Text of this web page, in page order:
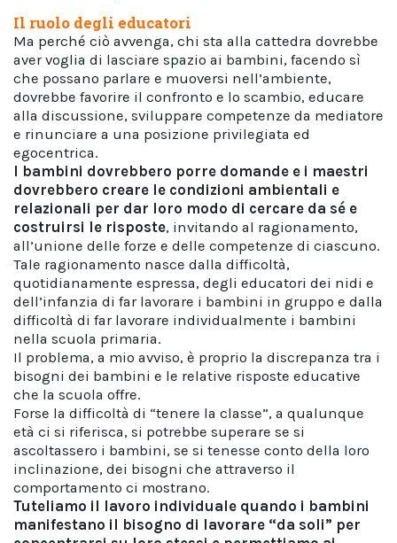
Il ruolo degli educatori
Ma perché ciò avvenga, chi sta alla cattedra dovrebbe
aver voglia di lasciare spazio ai bambini, facendo sì
che possano parlare e muoversi nell’ambiente,
dovrebbe favorire il confronto e lo scambio, educare
alla discussione, sviluppare competenze da mediatore
e rinunciare a una posizione privilegiata ed
egocentrica.
I bambini dovrebbero porre domande e i maestri
dovrebbero creare le condizioni ambientali e
relazionali per dar loro modo di cercare da sé e
costruirsi le risposte, invitando al ragionamento,
all’unione delle forze e delle competenze di ciascuno.
Tale ragionamento nasce dalla difficoltà,
quotidianamente espressa, degli educatori dei nidi e
dell’infanzia di far lavorare i bambini in gruppo e dalla
difficoltà di far lavorare individualmente i bambini
nella scuola primaria.
Il problema, a mio avviso, è proprio la discrepanza tra i
bisogni dei bambini e le relative risposte educative
che la scuola offre.
Forse la difficoltà di “tenere la classe”, a qualunque
età ci si riferisca, si potrebbe superare se si
ascoltassero i bambini, se si tenesse conto della loro
inclinazione, dei bisogni che attraverso il
comportamento ci mostrano.
Tuteliamo il lavoro individuale quando i bambini
manifestano il bisogno di lavorare “da soli” per